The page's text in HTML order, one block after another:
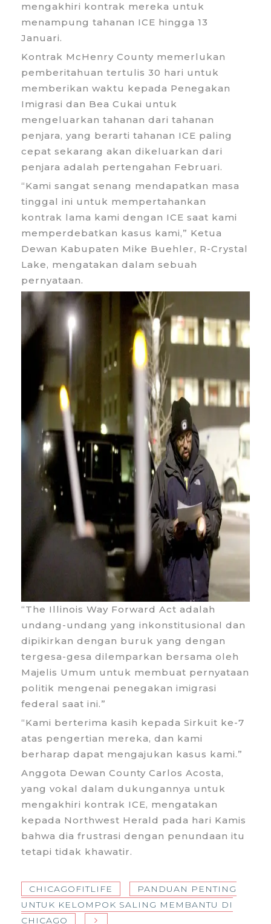
mengakhiri kontrak mereka untuk
menampung tahanan ICE hingga 13
Januari.
Kontrak McHenry County memerlukan
pemberitahuan tertulis 30 hari untuk
memberikan waktu kepada Penegakan
Imigrasi dan Bea Cukai untuk
mengeluarkan tahanan dari tahanan
penjara, yang berarti tahanan ICE paling
cepat sekarang akan dikeluarkan dari
penjara adalah pertengahan Februari.
“Kami sangat senang mendapatkan masa
tinggal ini untuk mempertahankan
kontrak lama kami dengan ICE saat kami
memperdebatkan kasus kami,” Ketua
Dewan Kabupaten Mike Buehler, R-Crystal
Lake, mengatakan dalam sebuah
pernyataan.
“The Illinois Way Forward Act adalah
undang-undang yang inkonstitusional dan
dipikirkan dengan buruk yang dengan
tergesa-gesa dilemparkan bersama oleh
Majelis Umum untuk membuat pernyataan
politik mengenai penegakan imigrasi
federal saat ini.”
“Kami berterima kasih kepada Sirkuit ke-7
atas pengertian mereka, dan kami
berharap dapat mengajukan kasus kami.”
Anggota Dewan County Carlos Acosta,
yang vokal dalam dukungannya untuk
mengakhiri kontrak ICE, mengatakan
kepada Northwest Herald pada hari Kamis
bahwa dia frustrasi dengan penundaan itu
tetapi tidak khawatir.
CHICAGOFITLIFE
PANDUAN PENTING
UNTUK KELOMPOK SALING MEMBANTU DI
CHICAGO